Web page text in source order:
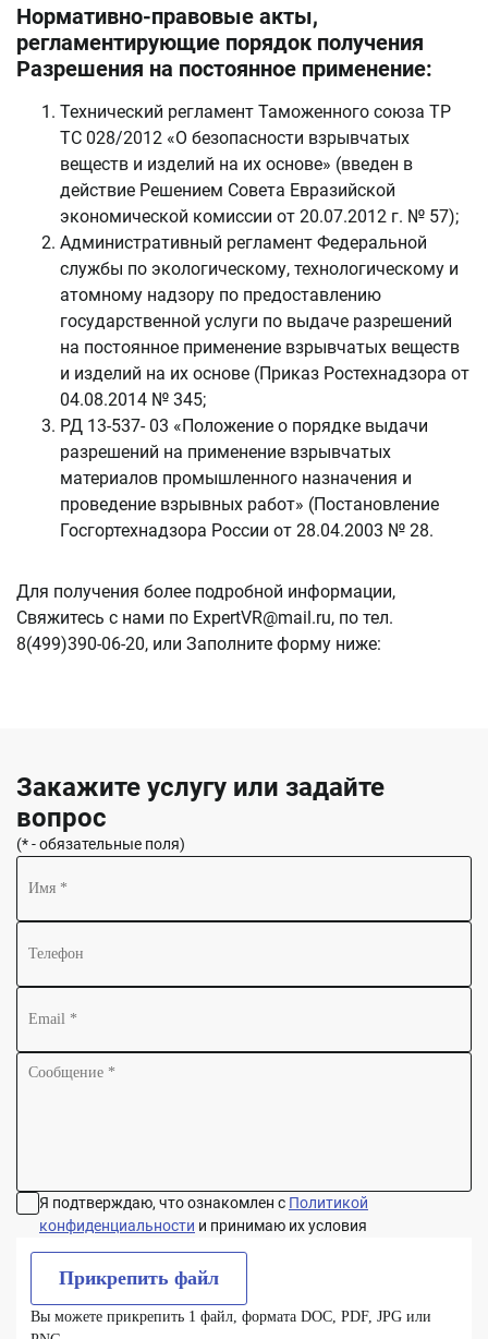
Нормативно-правовые акты,
регламентирующие порядок получения
Разрешения на постоянное применение:
Технический регламент Таможенного союза ТР
ТС 028/2012 «О безопасности взрывчатых
веществ и изделий на их основе» (введен в
действие Решением Совета Евразийской
экономической комиссии от 20.07.2012 г. № 57);
Административный регламент Федеральной
службы по экологическому, технологическому и
атомному надзору по предоставлению
государственной услуги по выдаче разрешений
на постоянное применение взрывчатых веществ
и изделий на их основе (Приказ Ростехнадзора от
04.08.2014 № 345;
РД 13-537- 03 «Положение о порядке выдачи
разрешений на применение взрывчатых
материалов промышленного назначения и
проведение взрывных работ» (Постановление
Госгортехнадзора России от 28.04.2003 № 28.
Для получения более подробной информации,
Свяжитесь с нами по ExpertVR@mail.ru, по тел.
8(499)390-06-20, или Заполните форму ниже:
Закажите услугу или задайте
вопрос
(* - обязательные поля)
Я подтверждаю, что ознакомлен с Политикой
конфиденциальности и принимаю их условия
Прикрепить файл
Вы можете прикрепить 1 файл, формата DOC, PDF, JPG или